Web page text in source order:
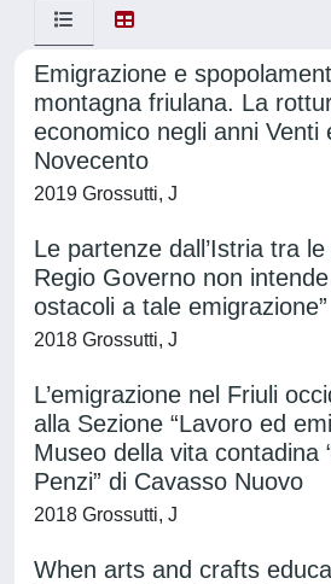
Emigrazione e
montagna friulana. La
economico negli anni Venti
Novecento
2019 Grossutti, J
Le partenze dall’Istria tra le
Regio Governo non
ostacoli a tale emigrazione”
2018 Grossutti, J
L’emigrazione nel Friuli
alla Sezione “Lavoro ed
Museo della vita contadina
Penzi” di Cavasso Nuovo
2018 Grossutti, J
When arts and crafts